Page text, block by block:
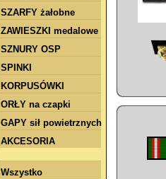
SZARFY żałobne
ZAWIESZKI medalowe
SZNURY OSP
SPINKI
KORPUSÓWKI
ORŁY na czapki
GAPY sił powietrznych
AKCESORIA
Wszystko